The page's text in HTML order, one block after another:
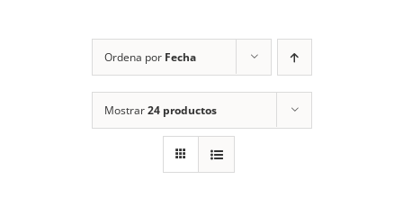
Ordena por Fecha
Mostrar24 productos